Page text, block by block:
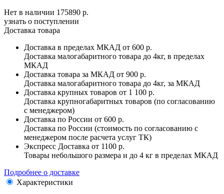
Нет в наличии 175890 р.
узнать о поступлении
Доставка товара
Доставка в пределах МКАД от 600 р.
Доставка малогабаритного товара до 4кг, в пределах
МКАД
Доставка товара за МКАД от 900 р.
Доставка малогабаритного товара до 4кг, за МКАД
Доставка крупных товаров от 1 100 р.
Доставка крупногабаритных товаров (по согласованию
с менеджером)
Доставка по России от 600 р.
Доставка по России (стоимость по согласованию с
менеджером после расчета услуг ТК)
Экспресс Доставка от 1100 р.
Товары небольшого размера и до 4 кг в пределах МКАД
Подробнее о доставке
Характеристики